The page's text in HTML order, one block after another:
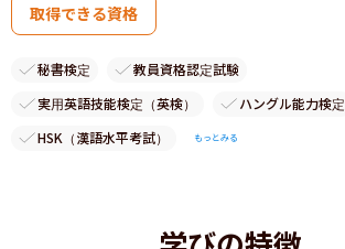
取得できる資格
秘書検定
教員資格認定試験
実用英語技能検定（英検）
ハングル能力検定
HSK（漢語水平考試）
もっとみる